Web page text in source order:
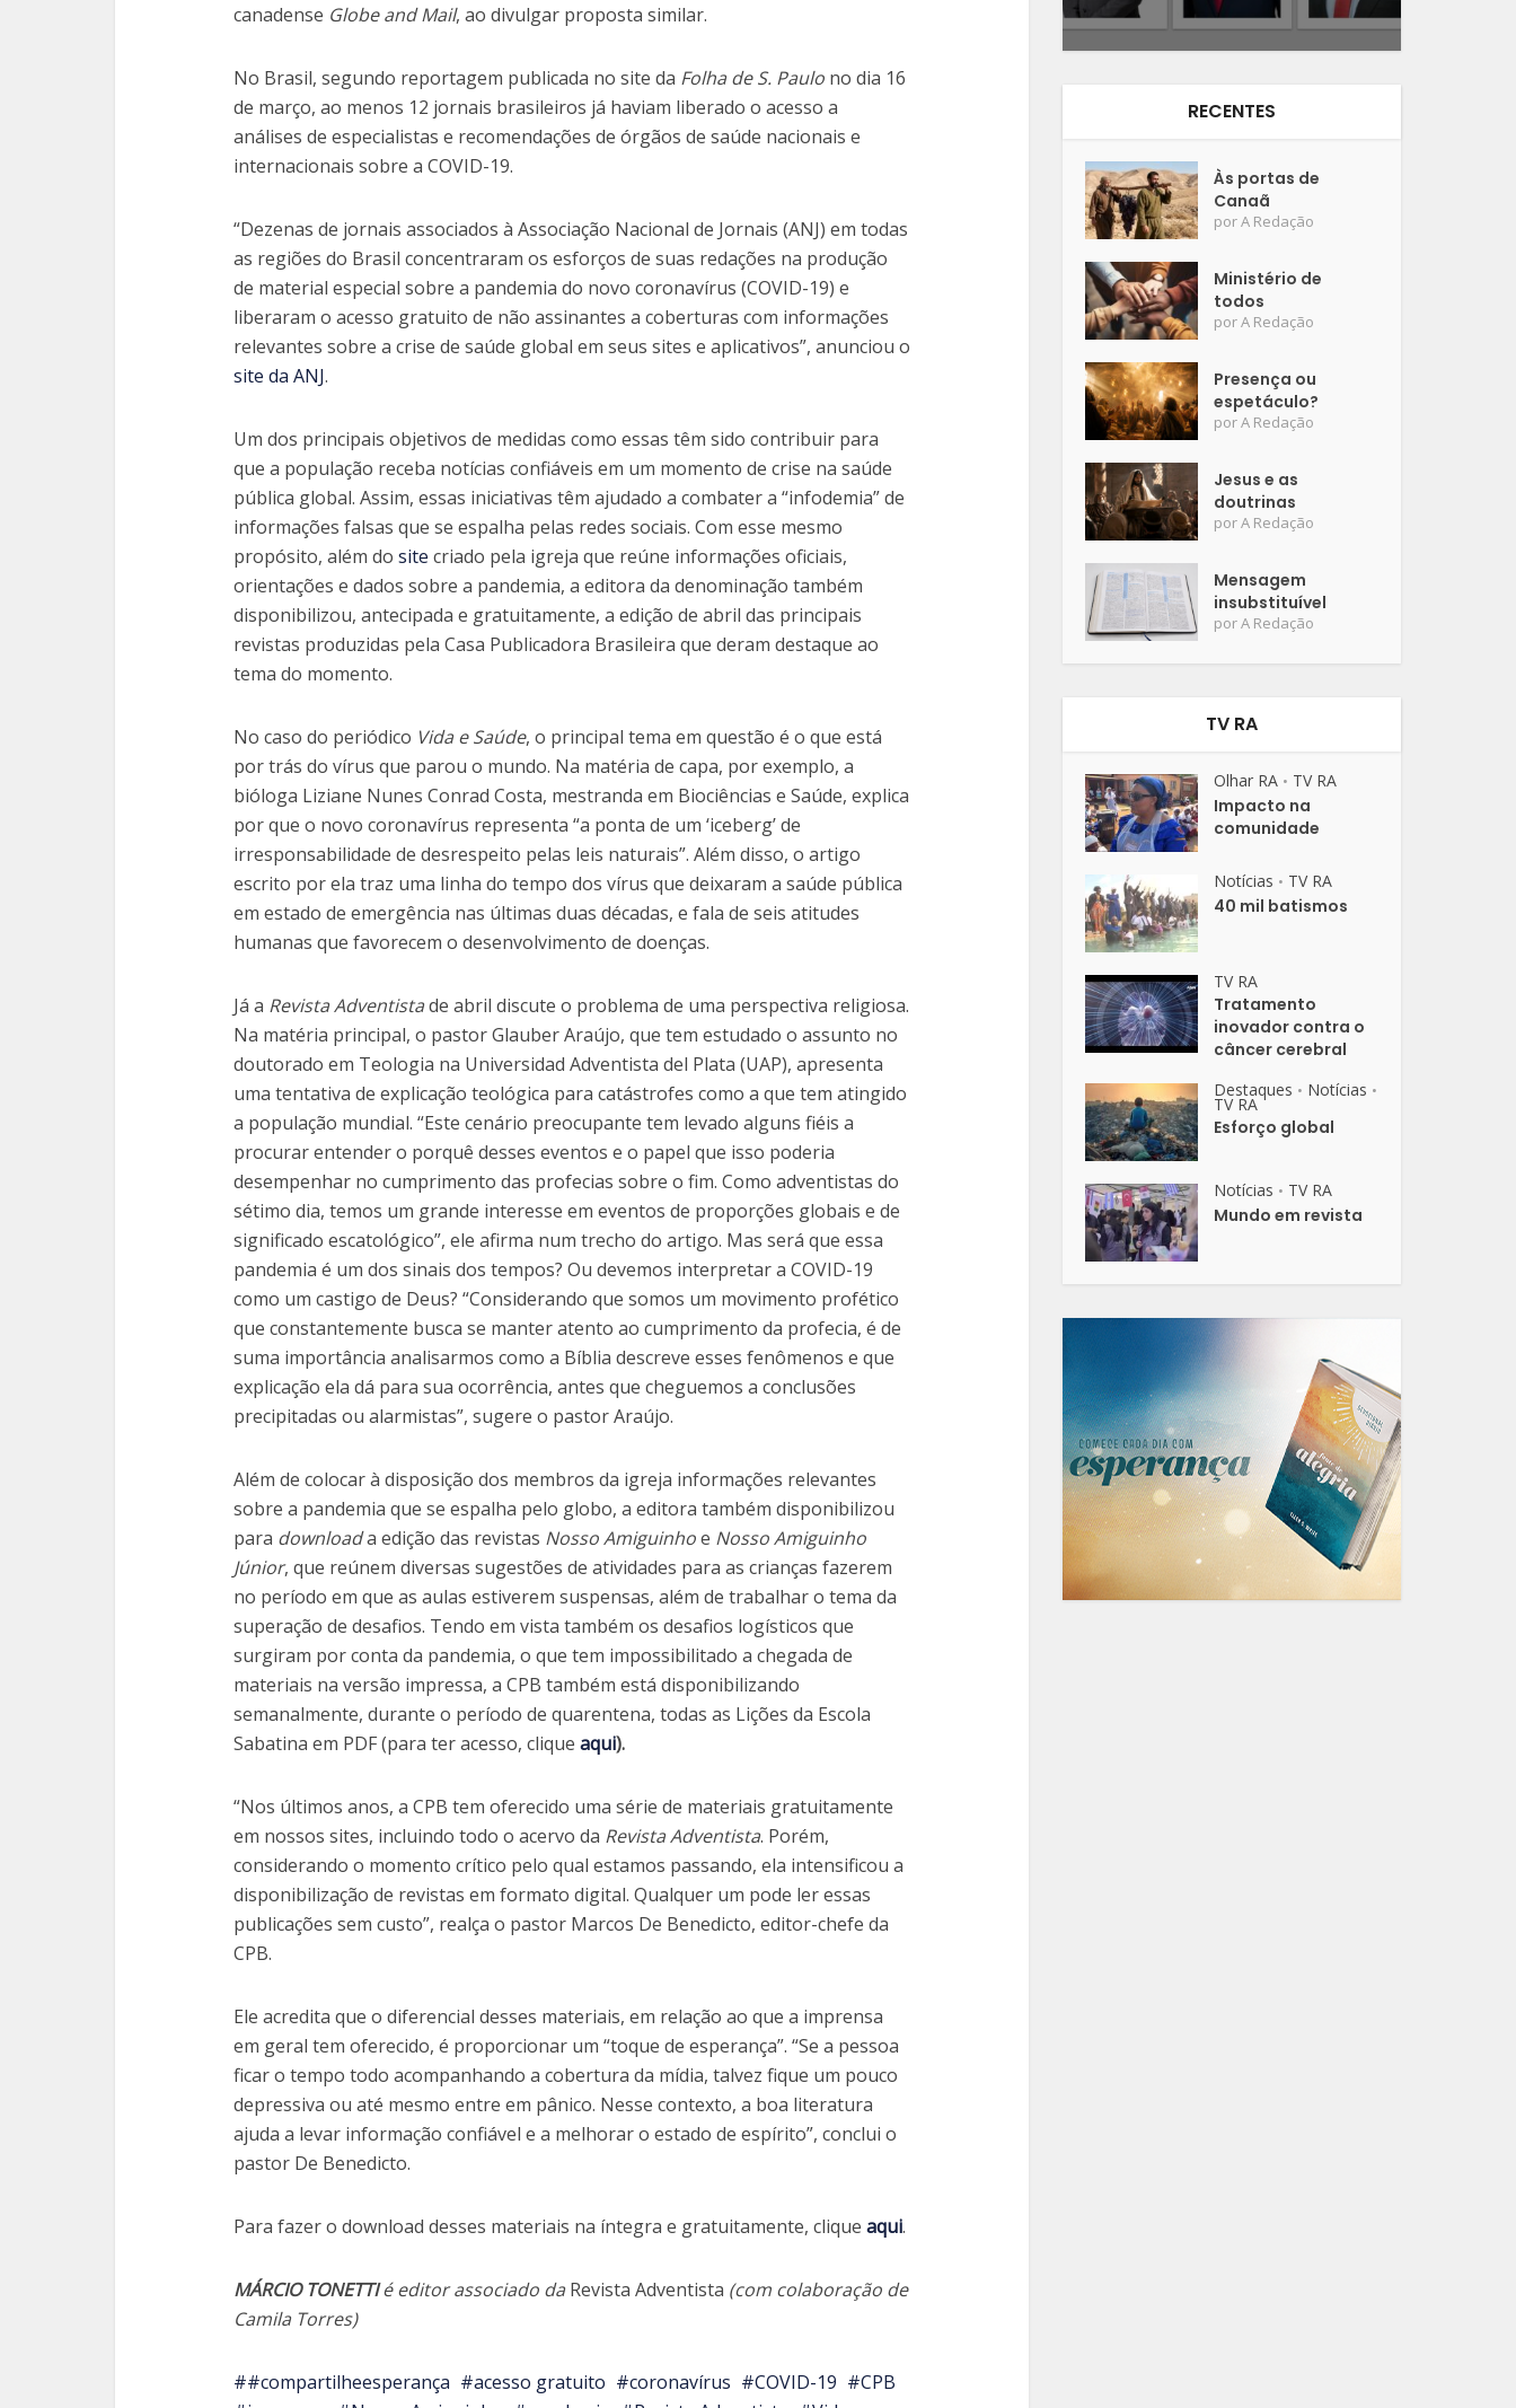
canadense Globe and Mail, ao divulgar proposta similar.
No Brasil, segundo reportagem publicada no site da Folha de S. Paulo no dia 16
de março, ao menos 12 jornais brasileiros já haviam liberado o acesso a
análises de especialistas e recomendações de órgãos de saúde nacionais e
internacionais sobre a COVID-19.
“Dezenas de jornais associados à Associação Nacional de Jornais (ANJ) em todas
as regiões do Brasil concentraram os esforços de suas redações na produção
de material especial sobre a pandemia do novo coronavírus (COVID-19) e
liberaram o acesso gratuito de não assinantes a coberturas com informações
relevantes sobre a crise de saúde global em seus sites e aplicativos”, anunciou o
site da ANJ.
Um dos principais objetivos de medidas como essas têm sido contribuir para
que a população receba notícias confiáveis em um momento de crise na saúde
pública global. Assim, essas iniciativas têm ajudado a combater a “infodemia” de
informações falsas que se espalha pelas redes sociais. Com esse mesmo
propósito, além do site criado pela igreja que reúne informações oficiais,
orientações e dados sobre a pandemia, a editora da denominação também
disponibilizou, antecipada e gratuitamente, a edição de abril das principais
revistas produzidas pela Casa Publicadora Brasileira que deram destaque ao
tema do momento.
No caso do periódico Vida e Saúde, o principal tema em questão é o que está
por trás do vírus que parou o mundo. Na matéria de capa, por exemplo, a
bióloga Liziane Nunes Conrad Costa, mestranda em Biociências e Saúde, explica
por que o novo coronavírus representa “a ponta de um ‘iceberg’ de
irresponsabilidade de desrespeito pelas leis naturais”. Além disso, o artigo
escrito por ela traz uma linha do tempo dos vírus que deixaram a saúde pública
em estado de emergência nas últimas duas décadas, e fala de seis atitudes
humanas que favorecem o desenvolvimento de doenças.
Já a Revista Adventistade abril discute o problema de uma perspectiva religiosa.
Na matéria principal, o pastor Glauber Araújo, que tem estudado o assunto no
doutorado em Teologia na Universidad Adventista del Plata (UAP), apresenta
uma tentativa de explicação teológica para catástrofes como a que tem atingido
a população mundial. “Este cenário preocupante tem levado alguns fiéis a
procurar entender o porquê desses eventos e o papel que isso poderia
desempenhar no cumprimento das profecias sobre o fim. Como adventistas do
sétimo dia, temos um grande interesse em eventos de proporções globais e de
significado escatológico”, ele afirma num trecho do artigo. Mas será que essa
pandemia é um dos sinais dos tempos? Ou devemos interpretar a COVID-19
como um castigo de Deus? “Considerando que somos um movimento profético
que constantemente busca se manter atento ao cumprimento da profecia, é de
suma importância analisarmos como a Bíblia descreve esses fenômenos e que
explicação ela dá para sua ocorrência, antes que cheguemos a conclusões
precipitadas ou alarmistas”, sugere o pastor Araújo.
Além de colocar à disposição dos membros da igreja informações relevantes
sobre a pandemia que se espalha pelo globo, a editora também disponibilizou
para downloada edição das revistas Nosso Amiguinhoe Nosso Amiguinho
Júnior, que reúnem diversas sugestões de atividades para as crianças fazerem
no período em que as aulas estiverem suspensas, além de trabalhar o tema da
superação de desafios. Tendo em vista também os desafios logísticos que
surgiram por conta da pandemia, o que tem impossibilitado a chegada de
materiais na versão impressa, a CPB também está disponibilizando
semanalmente, durante o período de quarentena, todas as Lições da Escola
Sabatina em PDF (para ter acesso, clique aqui).
“Nos últimos anos, a CPB tem oferecido uma série de materiais gratuitamente
em nossos sites, incluindo todo o acervo da Revista Adventista. Porém,
considerando o momento crítico pelo qual estamos passando, ela intensificou a
disponibilização de revistas em formato digital. Qualquer um pode ler essas
publicações sem custo”, realça o pastor Marcos De Benedicto, editor-chefe da
CPB.
Ele acredita que o diferencial desses materiais, em relação ao que a imprensa
em geral tem oferecido, é proporcionar um “toque de esperança”. “Se a pessoa
ficar o tempo todo acompanhando a cobertura da mídia, talvez fique um pouco
depressiva ou até mesmo entre em pânico. Nesse contexto, a boa literatura
ajuda a levar informação confiável e a melhorar o estado de espírito”, conclui o
pastor De Benedicto.
Para fazer o download desses materiais na íntegra e gratuitamente, clique aqui.
MÁRCIO TONETTIé editor associado da Revista Adventista (com colaboração de
Camila Torres)
#compartilheesperança acesso gratuito coronavírus COVID-19
CPB
RECENTES
Às portas de
Canaã
porA Redação
Ministério de
todos
porA Redação
Presença ou
espetáculo?
porA Redação
Jesus e as
doutrinas
porA Redação
Mensagem
insubstituível
porA Redação
TV RA
Olhar RA • TV RA
Impacto na
comunidade
Notícias • TV RA
40 mil batismos
TV RA
Tratamento
inovador contra o
câncer cerebral
Destaques • Notícias •
TV RA
Esforço global
Notícias • TV RA
Mundo em revista